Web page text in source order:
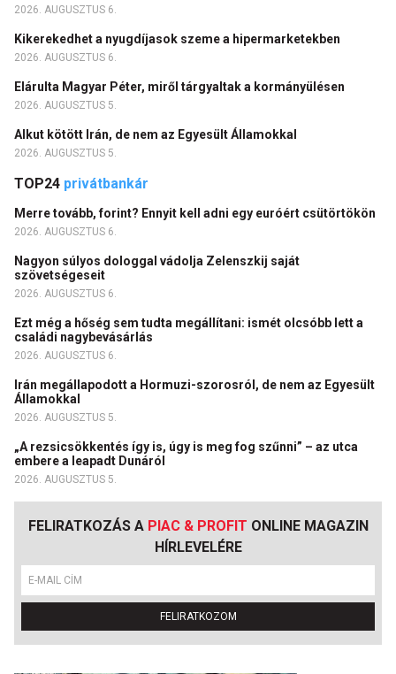
2026. AUGUSZTUS 6.
Kikerekedhet a nyugdíjasok szeme a hipermarketekben
2026. AUGUSZTUS 6.
Elárulta Magyar Péter, miről tárgyaltak a kormányülésen
2026. AUGUSZTUS 5.
Alkut kötött Irán, de nem az Egyesült Államokkal
2026. AUGUSZTUS 5.
TOP24 privátbankár
Merre tovább, forint? Ennyit kell adni egy euróért csütörtökön
2026. AUGUSZTUS 6.
Nagyon súlyos dologgal vádolja Zelenszkij saját
szövetségeseit
2026. AUGUSZTUS 6.
Ezt még a hőség sem tudta megállítani: ismét olcsóbb lett a
családi nagybevásárlás
2026. AUGUSZTUS 6.
Irán megállapodott a Hormuzi-szorosról, de nem az Egyesült
Államokkal
2026. AUGUSZTUS 5.
„A rezsicsökkentés így is, úgy is meg fog szűnni” – az utca
embere a leapadt Dunáról
2026. AUGUSZTUS 5.
FELIRATKOZÁS A PIAC & PROFIT ONLINE MAGAZIN
HÍRLEVELÉRE
FELIRATKOZOM